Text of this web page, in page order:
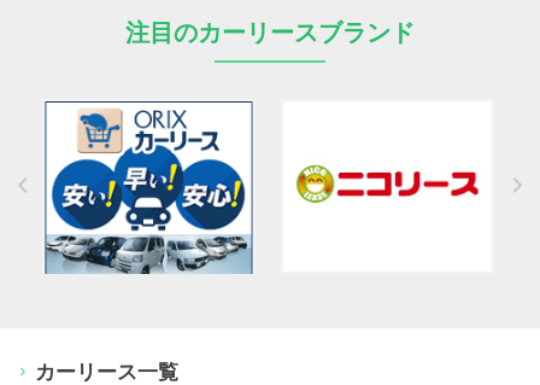
注目のカーリースブランド
カーリース一覧